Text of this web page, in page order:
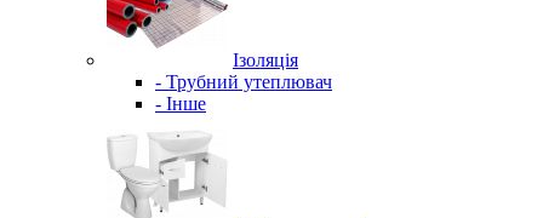
Ізоляція
- Трубний утеплювач
- Інше